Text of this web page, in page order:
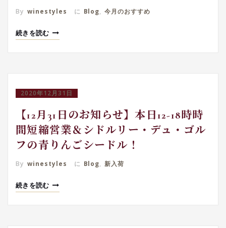
By winestyles に Blog, 今月のおすすめ
続きを読む
2020年12月31日
【12月31日のお知らせ】本日12-18時時
間短縮営業＆シドルリー・デュ・ゴル
フの青りんごシードル！
By winestyles に Blog, 新入荷
続きを読む